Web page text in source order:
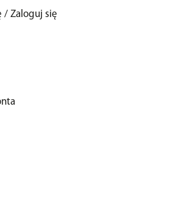
/ Zaloguj się